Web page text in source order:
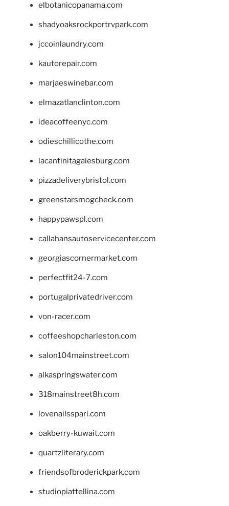
elbotanicopanama.com
shadyoaksrockportrvpark.com
jccoinlaundry.com
kautorepair.com
marjaeswinebar.com
elmazatlanclinton.com
ideacoffeenyc.com
odieschillicothe.com
lacantinitagalesburg.com
pizzadeliverybristol.com
greenstarsmogcheck.com
happypawspl.com
callahansautoservicecenter.com
georgiascornermarket.com
perfectfit24-7.com
portugalprivatedriver.com
von-racer.com
coffeeshopcharleston.com
salon104mainstreet.com
alkaspringswater.com
318mainstreet8h.com
lovenailsspari.com
oakberry-kuwait.com
quartzliterary.com
friendsofbroderickpark.com
studiopiattellina.com